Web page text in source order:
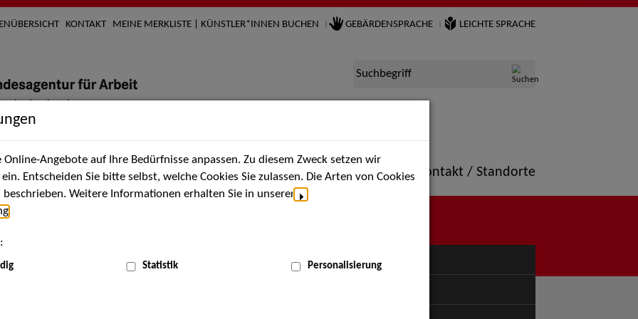
KONTAKT MEINE MERKLISTE | KÜNSTLER*INNEN BUCHEN GEBÄRDENSPRACHE LEICHTE SPRACHE
Suchbegriff
Künstler*innen Über uns Aktuelles Termine Portfolio Kontakt / Standorte
MENÜ
Angebote auf Ihre Bedürfnisse anpassen. Zu diesem Zweck setzen wir
Entscheiden Sie bitte selbst, welche Cookies Sie zulassen. Die Arten von Cookies
Weitere Informationen erhalten Sie in unserer
Statistik Personalisierung